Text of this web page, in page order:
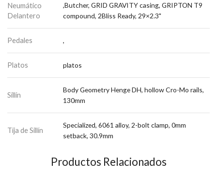
Neumático
Delantero
,Butcher, GRID GRAVITY casing, GRIPTON T9
compound, 2Bliss Ready, 29×2.3"
Pedales ,
Platos platos
Sillín
Body Geometry Henge DH, hollow Cro-Mo rails,
130mm
Tija de Sillín
Specialized, 6061 alloy, 2-bolt clamp, 0mm
setback, 30.9mm
Productos Relacionados